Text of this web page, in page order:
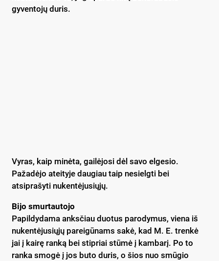
gyventojų duris.
Vyras, kaip minėta, gailėjosi dėl savo elgesio.
Pažadėjo ateityje daugiau taip nesielgti bei
atsiprašyti nukentėjusiųjų.
Bijo smurtautojo
Papildydama anksčiau duotus parodymus, viena iš
nukentėjusiųjų pareigūnams sakė, kad M. E. trenkė
jai į kairę ranką bei stipriai stūmė į kambarį. Po to
ranka smogė į jos buto duris, o šios nuo smūgio